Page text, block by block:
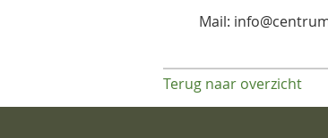
Mail:
Terug naar overzicht